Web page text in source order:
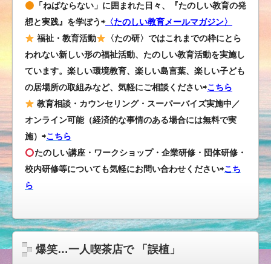
「ねばならない」に囲まれた日々、『たのしい教育の発
想と実践』を学ぼう⇨ 〈たのしい教育メールマガジン〉
福祉・教育活動
〈たの研〉ではこれまでの枠にとら
われない新しい形の福祉活動、たのしい教育活動を実施し
ています。楽しい環境教育、楽しい島言葉、楽しい子ども
の居場所の取組みなど、気軽にご相談ください⇨こちら
教育相談・カウンセリング・スーパーバイズ実施中／
オンライン可能（経済的な事情のある場合には無料で実
施）⇨こちら
たのしい講座・ワークショップ・企業研修・団体研修・
校内研修等についても気軽にお問い合わせください⇨こち
ら
爆笑…一人喫茶店で 「誤植」